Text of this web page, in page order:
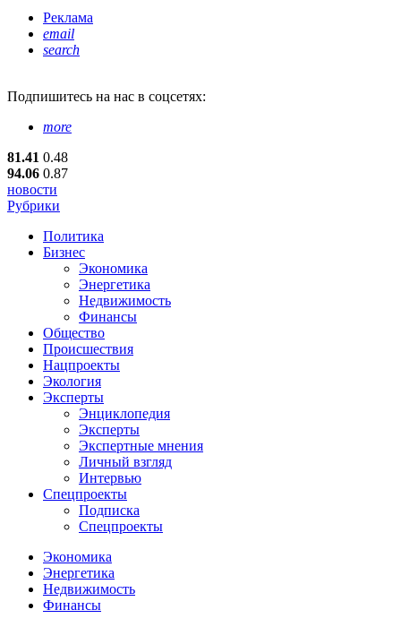
Реклама
email
search
Подпишитесь на нас в соцсетях:
more
81.41 0.48
94.06 0.87
новости
Рубрики
Политика
Бизнес
Экономика
Энергетика
Недвижимость
Финансы
Общество
Происшествия
Нацпроекты
Экология
Эксперты
Энциклопедия
Эксперты
Экспертные мнения
Личный взгляд
Интервью
Спецпроекты
Подписка
Спецпроекты
Экономика
Энергетика
Недвижимость
Финансы